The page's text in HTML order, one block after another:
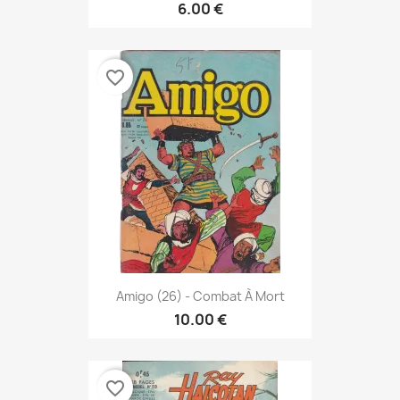
6.00 €
Amigo (26) - Combat À Mort
10.00 €
favorite_border
favorite_border